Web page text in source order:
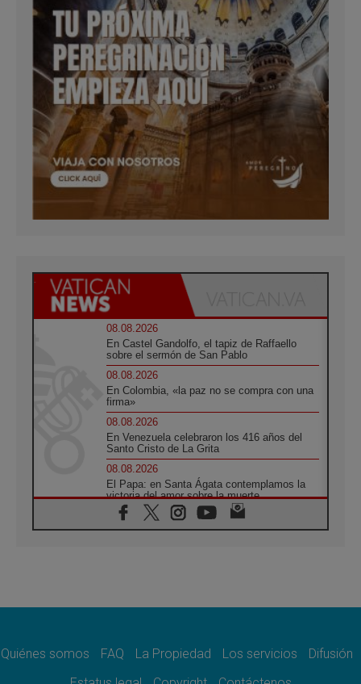
08.08.2026
En Castel Gandolfo, el tapiz de Raffaello
sobre el sermón de San Pablo
08.08.2026
En Colombia, «la paz no se compra con una
firma»
08.08.2026
En Venezuela celebraron los 416 años del
Santo Cristo de La Grita
08.08.2026
El Papa: en Santa Ágata contemplamos la
victoria del amor sobre la muerte
08.08.2026
León XIV visitará el Santuario de la Madre
07.08.2026
07.08.2026
Quiénes somos FAQ La Propiedad Los servicios
Difusión